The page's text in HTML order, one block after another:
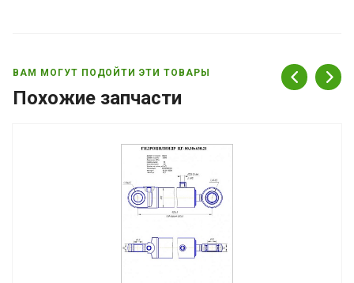
ВАМ МОГУТ ПОДОЙТИ ЭТИ ТОВАРЫ
Похожие запчасти